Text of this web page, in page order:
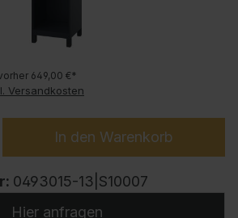
649,00 €*
Versandkosten
In den Warenkorb
0493015-13|S10007
Hier anfragen